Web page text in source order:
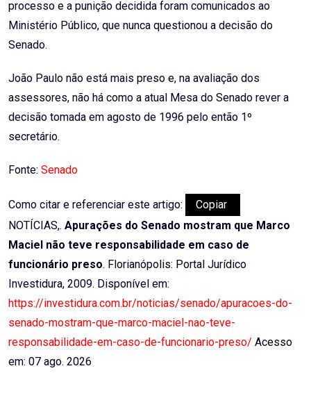
processo e a punição decidida foram comunicados ao
Ministério Público, que nunca questionou a decisão do
Senado.
João Paulo não está mais preso e, na avaliação dos
assessores, não há como a atual Mesa do Senado rever a
decisão tomada em agosto de 1996 pelo então 1º
secretário.
Fonte: Senado
Como citar e referenciar este artigo:
Copiar
NOTÍCIAS,. Apurações do Senado mostram que Marco
Maciel não teve responsabilidade em caso de
funcionário preso. Florianópolis: Portal Jurídico
Investidura, 2009. Disponível em:
https://investidura.com.br/noticias/senado/apuracoes-do-
senado-mostram-que-marco-maciel-nao-teve-
responsabilidade-em-caso-de-funcionario-preso/ Acesso
em: 07 ago. 2026